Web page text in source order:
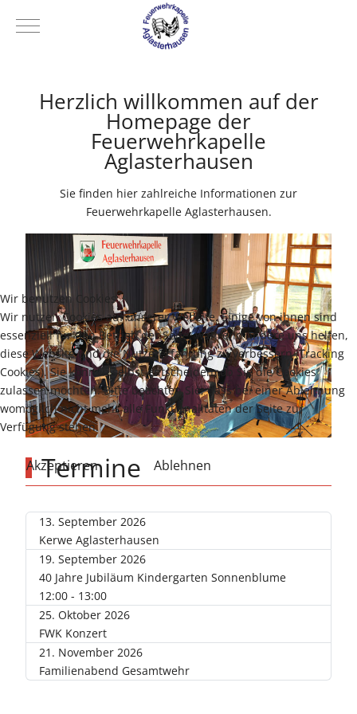
Mobile Menu Toggle
Herzlich willkommen auf der
Homepage der
Feuerwehrkapelle
Aglasterhausen
Sie finden hier zahlreiche Informationen zur
Feuerwehrkapelle Aglasterhausen.
Termine
13. September 2026
Kerwe Aglasterhausen
19. September 2026
40 Jahre Jubiläum Kindergarten Sonnenblume
12:00 - 13:00
25. Oktober 2026
FWK Konzert
21. November 2026
Familienabend Gesamtwehr
Wir benutzen Cookies
Wir nutzen Cookies auf unserer Website. Einige von ihnen sind
essenziell für den Betrieb der Seite, während andere uns helfen,
diese Website und die Nutzererfahrung zu verbessern (Tracking
Cookies). Sie können selbst entscheiden, ob Sie die Cookies
zulassen möchten. Bitte beachten Sie, dass bei einer Ablehnung
womöglich nicht mehr alle Funktionalitäten der Seite zur
Verfügung stehen.
Akzeptieren Ablehnen